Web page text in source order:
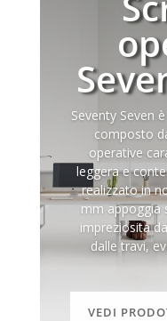
Seventy Seven
composto
operative
leggera e
realizzato in
mm appoggia
impreziosita
dalle travi,
VEDI